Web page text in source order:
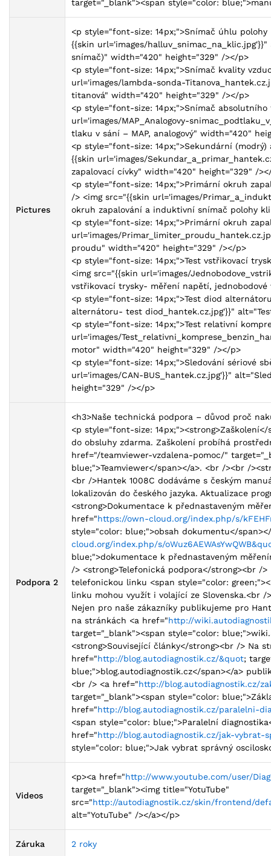
target="_blank"><span style="color:
Pictures
<p style="font-size: 14px;">Snímač úhlu
{{skin url='images/
snímač)" width="420" height="329" /></p>
<p style="font-size: 14px;">Snímač kvality
url='images/lambda-sonda-
titanová" width="420" height="329" /></p>
<p style="font-size: 14px;">Snímač
url='images/MAP_Analogovy-
tlaku v sání – MAP, analogový" width="420"
<p style="font-size: 14px;">Sekundární
{{skin url='images/
zapalovací cívky" width="420" height="329" /
<p style="font-size: 14px;">Primární okruh
/> <img src="{{skin url='images/
okruh zapalování a induktivní snímač polohy
<p style="font-size: 14px;">Primární okruh
url='images/
proudu" width="420" height="329" /></p>
<p style="font-size: 14px;">Test vstřikovací
<img src="{{skin url='images/
vstřikovací trysky- měření napětí,
<p style="font-size: 14px;">Test diod
alternátoru- test diod_hantek.cz.jpg'}}"
<p style="font-size: 14px;">Test relativní
url='images/
motor" width="420" height="329" /></p>
<p style="font-size: 14px;">Sledování sériové
url='images/CAN-BUS_hantek.cz.jpg'}}"
height="329" /></p>
Podpora 2
<h3>Naše technická podpora – důvod proč
<p style="font-size:
do obsluhy zdarma. Zaškolení probíhá
href="/teamviewer-vzdalena-pomoc/"
blue;">Teamviewer</span></a>. <br /><br /
<br />Hantek 1008C dodáváme s českým
lokalizován do českého jazyka. Aktualizace
<strong>Dokumentace k přednastaveným
href="https://own-cloud.org/index.php/s/
style="color: blue;">obsah dokumentu</
cloud.org/index.php/s/
blue;">dokumentace k přednastaveným
/> <strong>Telefonická podpora</strong><br
telefonickou linku <span style="color:
linku mohou využít i volající ze Slovenska.<br
Nejen pro naše zákazníky publikujeme pro
na stránkách <a href="http://
target="_blank"><span style="color:
<strong>Související články</strong><br /> Na
href="http://blog.autodiagnostik.cz/&quot;
blue;">blog.autodiagnostik.cz</span></a>
<br /> <a href="http://blog.autodiagnostik.cz/
target="_blank"><span style="color:
href="http://blog.autodiagnostik.cz/paralelni-
<span style="color: blue;">Paralelní
href="http://blog.autodiagnostik.cz/jak-vybrat-
style="color: blue;">Jak vybrat správný
Videos
<p><a href="http://www.youtube.com/user/
target="_blank"><img title="YotuTube"
src="http://autodiagnostik.cz/skin/frontend/
alt="YotuTube" /></a></p>
Záruka 2 roky